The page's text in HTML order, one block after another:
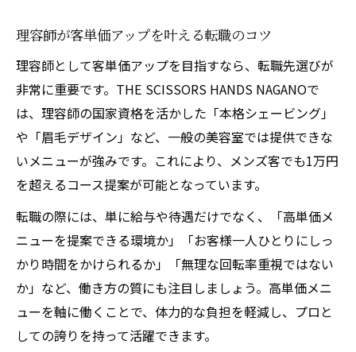
理容師が客単価アップを叶える転職のコツ
理容師として客単価アップを目指すなら、転職先選びが
非常に重要です。THE SCISSORS HANDS NAGANOで
は、理容師の国家資格を活かした「本格シェービング」
や「眉毛デザイン」など、一般の美容室では提供できな
いメニューが強みです。これにより、メンズ客でも1万円
を超えるコース提案が可能となっています。
転職の際には、単に給与や待遇だけでなく、「高単価メ
ニューを提案できる環境か」「お客様一人ひとりにしっ
かり時間をかけられるか」「無理な回転率重視ではない
か」など、働き方の質にも注目しましょう。高単価メニ
ューを軸に働くことで、体力的な負担を軽減し、プロと
しての誇りを持って活躍できます。